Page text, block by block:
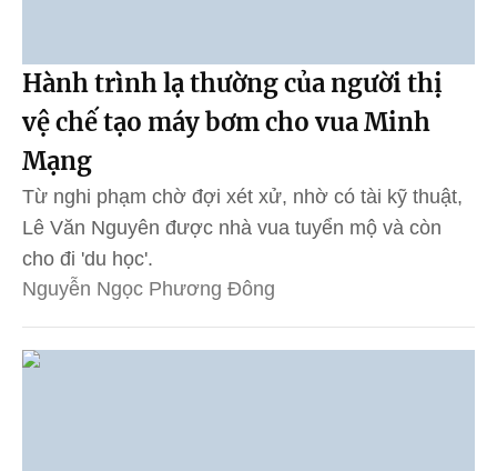
Hành trình lạ thường của người thị
vệ chế tạo máy bơm cho vua Minh
Mạng
Từ nghi phạm chờ đợi xét xử, nhờ có tài kỹ thuật,
Lê Văn Nguyên được nhà vua tuyển mộ và còn
cho đi 'du học'.
Nguyễn Ngọc Phương Đông